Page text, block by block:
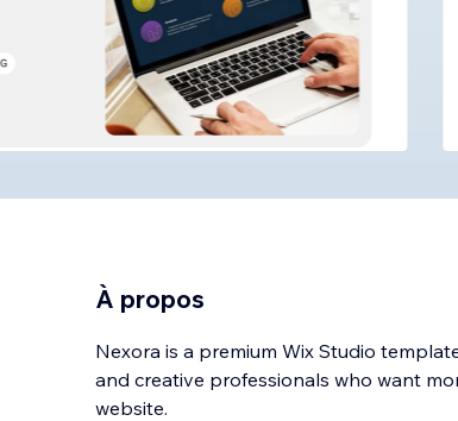
À propos
Nexora is a premium Wix Studio
and creative professionals who want
website.